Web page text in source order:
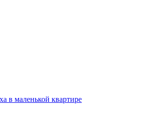
в маленькой квартире